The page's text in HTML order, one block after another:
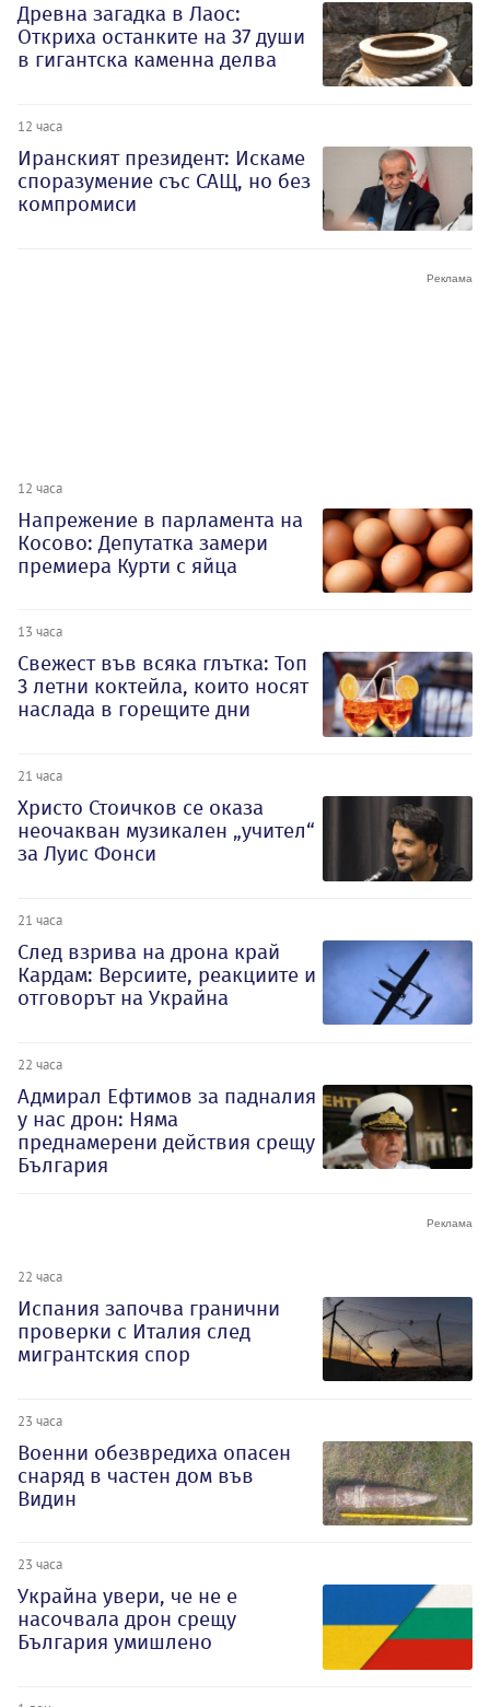
Древна загадка в Лаос:
Откриха останките на 37 души
в гигантска каменна делва
12 часа
Иранският президент: Искаме
споразумение със САЩ, но без
компромиси
12 часа
Напрежение в парламента на
Косово: Депутатка замери
премиера Курти с яйца
13 часа
Свежест във всяка глътка: Топ
3 летни коктейла, които носят
наслада в горещите дни
21 часа
Христо Стоичков се оказа
неочакван музикален „учител“
за Луис Фонси
21 часа
След взрива на дрона край
Кардам: Версиите, реакциите и
отговорът на Украйна
22 часа
Адмирал Ефтимов за падналия
у нас дрон: Няма
преднамерени действия срещу
България
22 часа
Испания започва гранични
проверки с Италия след
мигрантския спор
23 часа
Военни обезвредиха опасен
снаряд в частен дом във
Видин
23 часа
Украйна увери, че не е
насочвала дрон срещу
България умишлено